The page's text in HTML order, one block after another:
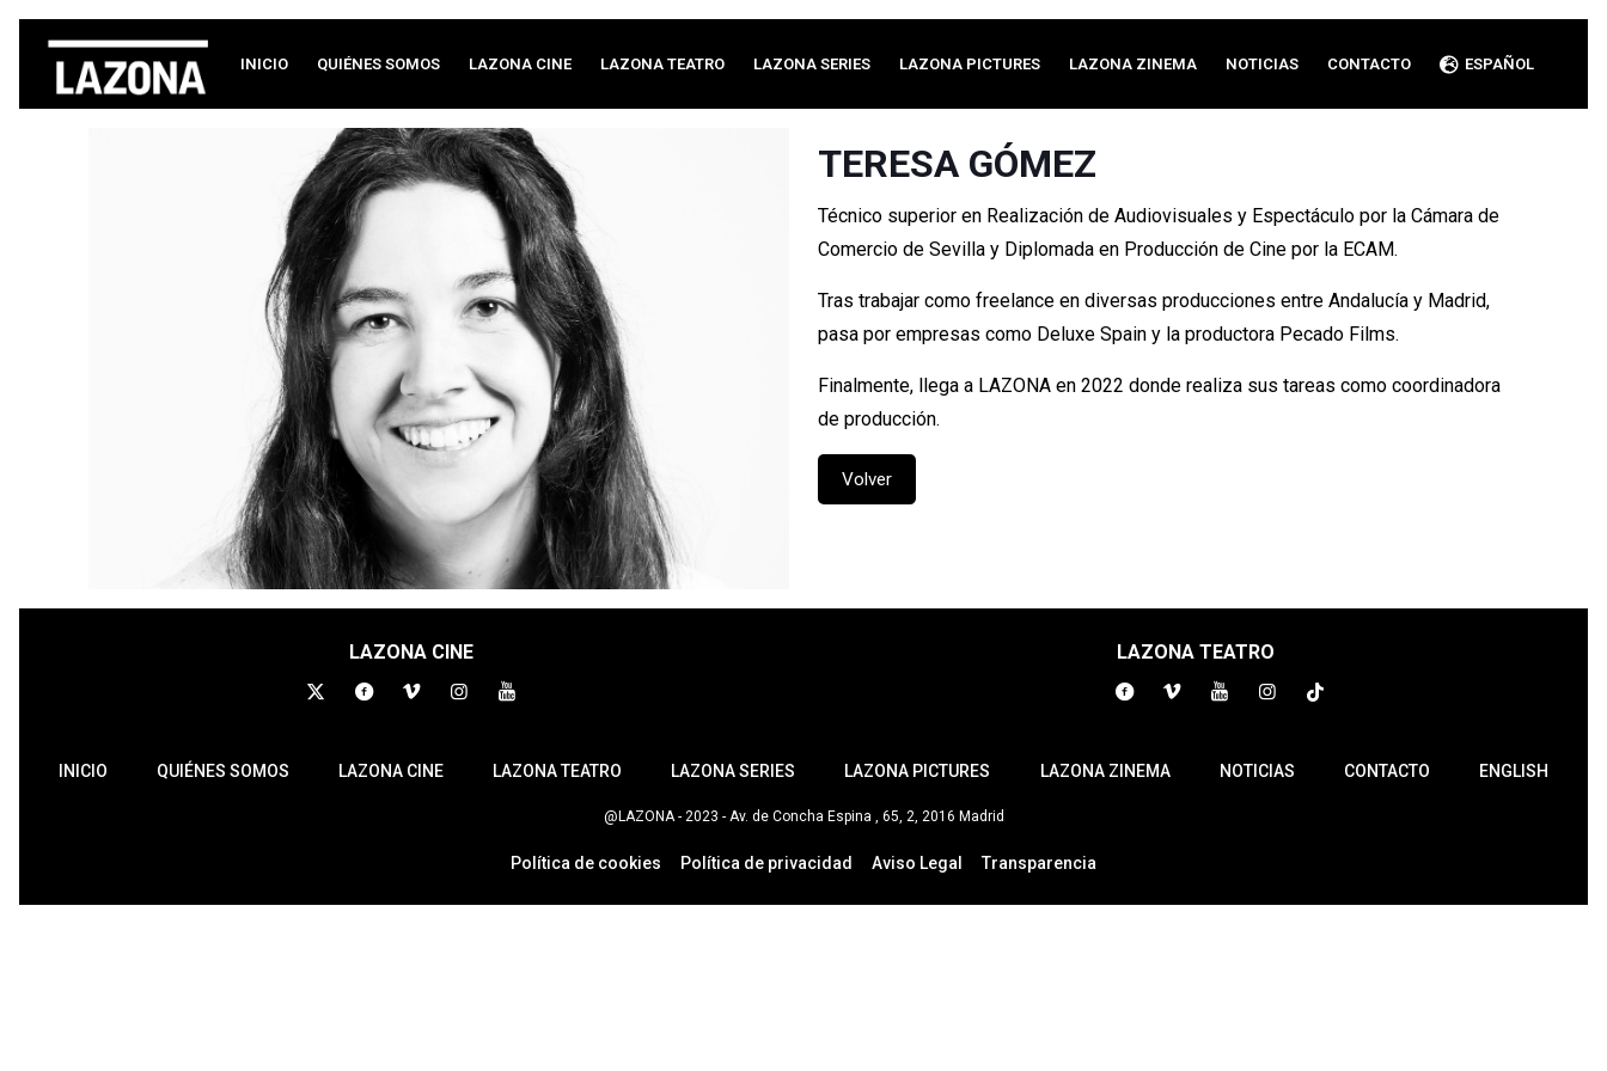
INICIO QUIÉNES SOMOS LAZONA CINE LAZONA TEATRO LAZONA SERIES LAZONA PICTURES LAZONA ZINEMA NOTICIAS CONTACTO ESPAÑOL
TERESA GÓMEZ
Técnico superior en Realización de Audiovisuales y Espectáculo por la Cámara de
Comercio de Sevilla y Diplomada en Producción de Cine por la ECAM.
Tras trabajar como freelance en diversas producciones entre Andalucía y Madrid,
pasa por empresas como Deluxe Spain y la productora Pecado Films.
Finalmente, llega a LAZONA en 2022 donde realiza sus tareas como coordinadora
de producción.
Volver
LAZONA CINE LAZONA TEATRO
INICIO QUIÉNES SOMOS LAZONA CINE LAZONA TEATRO LAZONA SERIES LAZONA PICTURES LAZONA ZINEMA NOTICIAS CONTACTO ENGLISH
@LAZONA - 2023 - Av. de Concha Espina , 65, 2, 2016 Madrid
Política de cookies Política de privacidad Aviso Legal Transparencia